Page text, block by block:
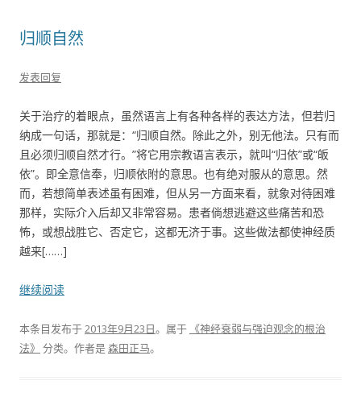
归顺自然
发表回复
关于治疗的着眼点，虽然语言上有各种各样的表达方法，但若归
纳成一句话，那就是：“归顺自然。除此之外，别无他法。只有而
且必须归顺自然才行。”将它用宗教语言表示，就叫“归依”或“皈
依”。即全意信奉，归顺依附的意思。也有绝对服从的意思。然
而，若想简单表述虽有困难，但从另一方面来看，就象对待困难
那样，实际介入后却又非常容易。患者倘想逃避这些痛苦和恐
怖，或想战胜它、否定它，这都无济于事。这些做法都使神经质
越来[……]
继续阅读
本条目发布于2013年9月23日。属于 《神经衰弱与强迫观念的根治
法》 分类。 作者是森田正马。